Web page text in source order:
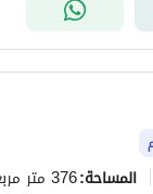
المساحة:376 متر مربع